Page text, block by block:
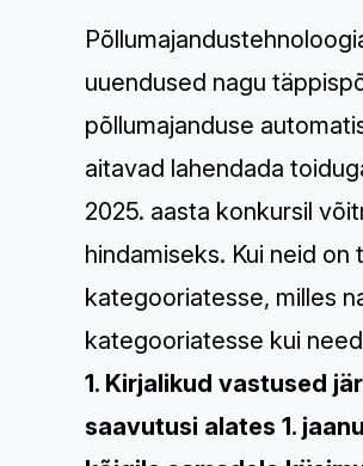
uuendused nagu
põllumajanduse
aitavad lahendada
2025. aasta konkursil
hindamiseks. Kui neid
kategooriatesse, milles
kategooriatesse kui
1. Kirjalikud vastused
saavutusi alates 1.